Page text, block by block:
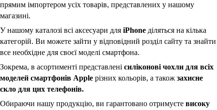
прямим імпортером усіх товарів, представлених у нашому
магазині.
У нашому каталозі всі аксесуари для iPhone діляться на кілька
категорій. Ви можете зайти у відповідний розділ сайту та знайти
все необхідне для своєї моделі смартфона.
Зокрема, в асортименті представлені силіконові чохли для всіх
моделей смартфонів Apple різних кольорів, а також захисне
скло для цих телефонів.
Обираючи нашу продукцію, ви гарантовано отримуєте високу